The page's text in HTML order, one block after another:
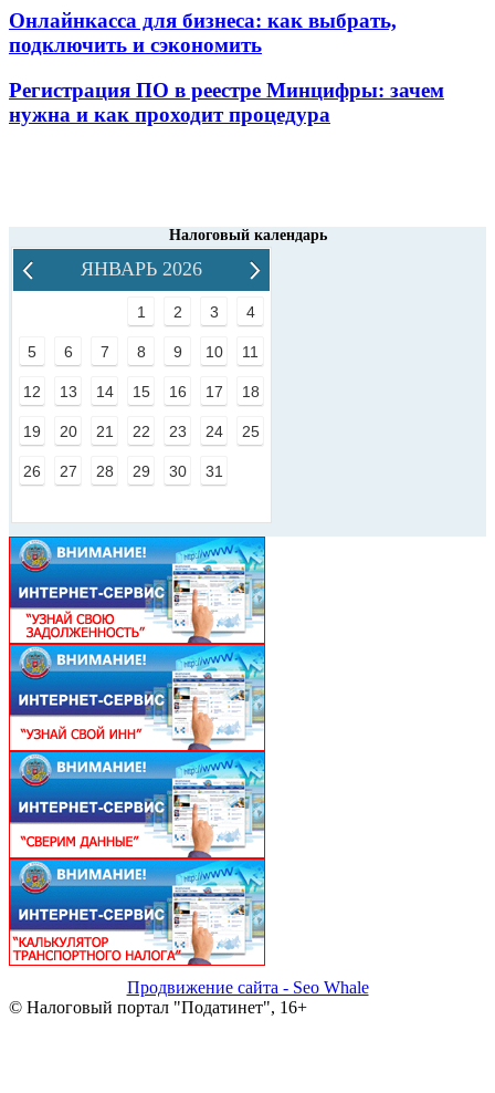
Онлайнкасса для бизнеса: как выбрать,
подключить и сэкономить
Регистрация ПО в реестре Минцифры: зачем
нужна и как проходит процедура
Налоговый календарь
ЯНВАРЬ 2026
1 2 3 4
5 6 7 8 9 10 11
12 13 14 15 16 17 18
19 20 21 22 23 24 25
26 27 28 29 30 31
Продвижение сайта - Seo Whale
© Налоговый портал "Податинет", 16+